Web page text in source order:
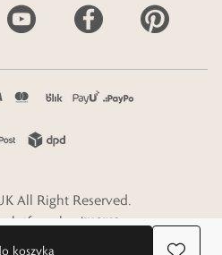
koszyka
All Right Reserved.
platform by